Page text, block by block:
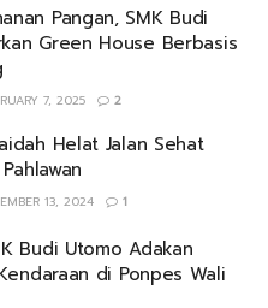
Pangan, SMK Budi
Green House Berbasis
7, 2025 2
Helat Jalan Sehat
13, 2024 1
Budi Utomo Adakan
di Ponpes Wali